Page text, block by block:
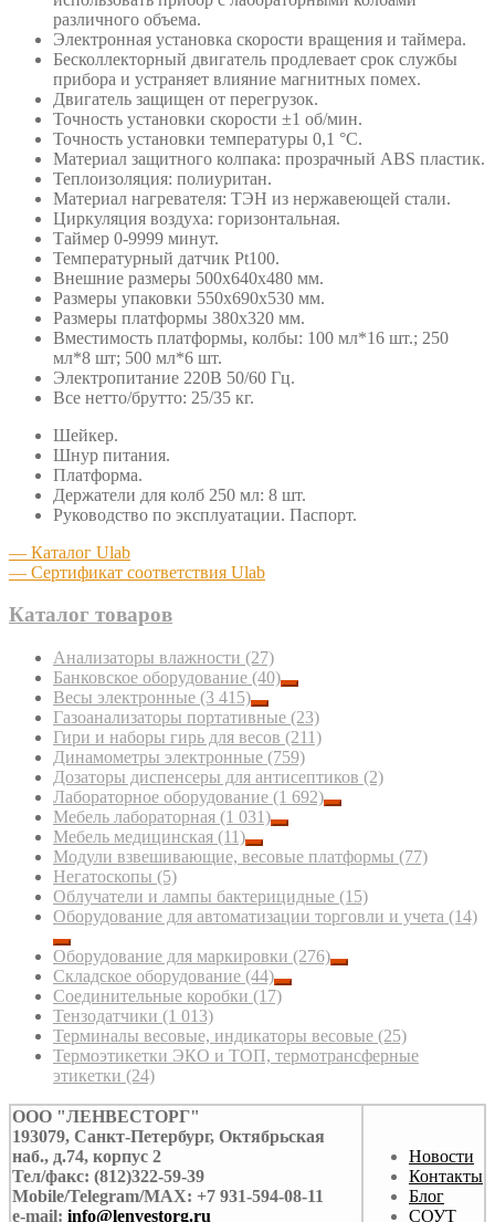
различного объема.
Электронная установка скорости вращения и таймера.
Бесколлекторный двигатель продлевает срок службы
прибора и устраняет влияние магнитных помех.
Двигатель защищен от перегрузок.
Точность установки скорости ±1 об/мин.
Точность установки температуры 0,1 °C.
Материал защитного колпака: прозрачный ABS пластик.
Теплоизоляция: полиуритан.
Материал нагревателя: ТЭН из нержавеющей стали.
Циркуляция воздуха: горизонтальная.
Таймер 0-9999 минут.
Температурный датчик Pt100.
Внешние размеры 500х640х480 мм.
Размеры упаковки 550х690х530 мм.
Размеры платформы 380х320 мм.
Вместимость платформы, колбы: 100 мл*16 шт.; 250
мл*8 шт; 500 мл*6 шт.
Электропитание 220В 50/60 Гц.
Все нетто/брутто: 25/35 кг.
Шейкер.
Шнур питания.
Платформа.
Держатели для колб 250 мл: 8 шт.
Руководство по эксплуатации. Паспорт.
— Каталог Ulab
— Сертификат соответствия Ulab
Каталог товаров
Анализаторы влажности (27)
Банковское оборудование (40)
Весы электронные (3 415)
Газоанализаторы портативные (23)
Гири и наборы гирь для весов (211)
Динамометры электронные (759)
Дозаторы диспенсеры для антисептиков (2)
Лабораторное оборудование (1 692)
Мебель лабораторная (1 031)
Мебель медицинская (11)
Модули взвешивающие, весовые платформы (77)
Негатоскопы (5)
Облучатели и лампы бактерицидные (15)
Оборудование для автоматизации торговли и учета (14)
Оборудование для маркировки (276)
Складское оборудование (44)
Соединительные коробки (17)
Тензодатчики (1 013)
Терминалы весовые, индикаторы весовые (25)
Термоэтикетки ЭКО и ТОП, термотрансферные
этикетки (24)
ООО "ЛЕНВЕСТОРГ"
193079, Санкт-Петербург, Октябрьская
наб., д.74, корпус 2
Тел/факс: (812)322-59-39
Mobile/Telegram/MAX: +7 931-594-08-11
e-mail: info@lenvestorg.ru
Новости
Контакты
Блог
СОУТ